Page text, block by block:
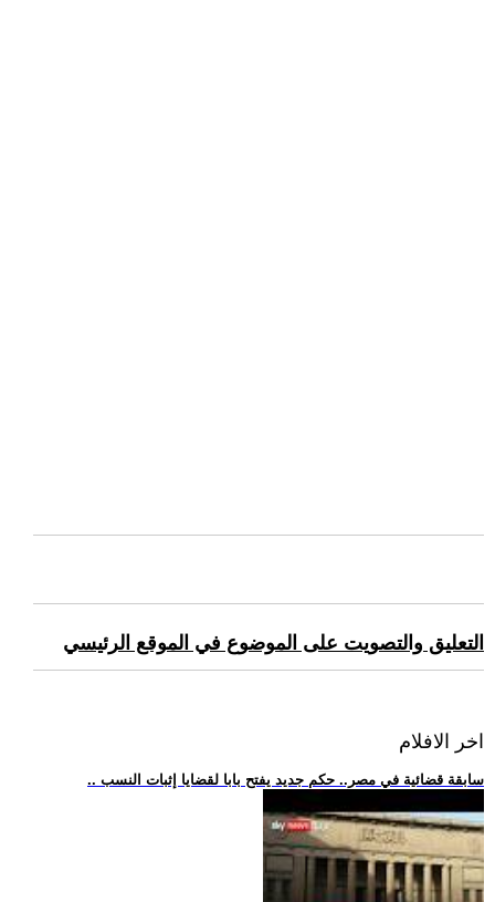
التعليق والتصويت على الموضوع في الموقع الرئيسي
اخر الافلام
.. سابقة قضائية في مصر.. حكم جديد يفتح بابا لقضايا إثبات النسب